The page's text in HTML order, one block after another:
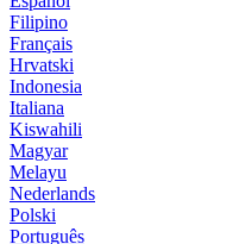
Filipino
Français
Hrvatski
Indonesia
Italiana
Kiswahili
Magyar
Melayu
Nederlands
Polski
Português